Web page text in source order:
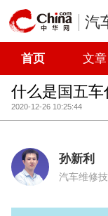
汽
首页 文章
什么是国五
2020-12-26 10:25:44
孙新利
汽车维修